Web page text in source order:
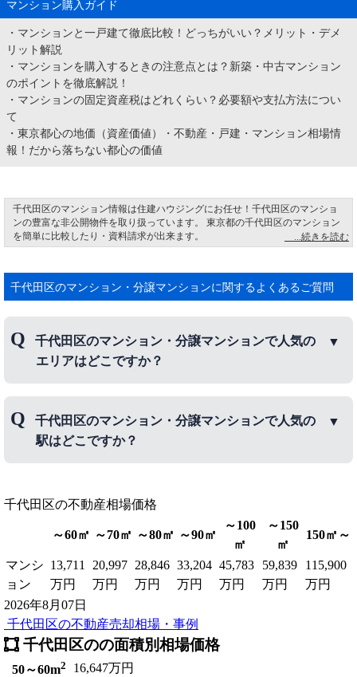
マンション購入ガイド
・ マンションと一戸建て徹底比較！どっちがいい？メリット・デメ
リット解説
・ マンションを購入するときの注意点とは？新築・中古マンション
のポイントを徹底解説！
・ マンションの固定資産税はどれくらい？必要額や支払方法につい
て
・ 東京都心の地価（資産価値）・不動産・戸建・マンション相場情
報！だから落ちない都心の価値
千代田区のマンション情報は住建ハウジングにお任せ！千代田区のマンショ
ンの豊富な非公開物件を取り扱っています。 東京都の千代田区のマンション
を簡単に比較したり・資料請求が出来ます。
千代田区お茶の水地名のゆかり JR「御茶ノ水駅」の辺りに、かつて曹洞宗を
「湧水」を献上したことから「お茶の水高林時」と呼ばれ、それが地域の名
称になった。
千代田区のマンション・分譲マンションに関するよくあるご質問
千代田区のマンション・分譲マンションで人気の
エリアはどこですか？
リアは、四ツ谷、飯田橋、東神田などです。
千代田区のマンション・分譲マンションで人気の
駅はどこですか？
は、東京駅、秋葉原駅
千代田区の不動産相場価格
～60㎡ ～70㎡ ～80㎡ ～90㎡
～100
㎡
～150
㎡
150㎡～
マンシ
ョン
13,711
万円
20,997
万円
28,846
万円
33,204
万円
45,783
万円
59,839
万円
115,900
万円
2026年8月07日
千代田区の不動産売却相場・事例
千代田区のの面積別相場価格
50～60m2
16,647万円